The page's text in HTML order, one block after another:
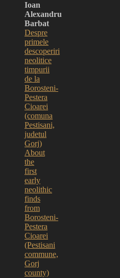
Ioan
Alexandru
Barbat
Despre
primele
descoperiri
neolitice
timpurii
de la
Borosteni-
Pestera
Cioarei
(comuna
Pestisani,
judetul
Gorj)
About
the
first
early
neolithic
finds
from
Borosteni-
Pestera
Cioarei
(Pestisani
commune,
Gorj
county)